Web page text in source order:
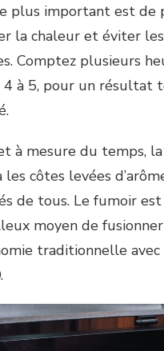
plus important est de
la chaleur et éviter
Comptez plusieurs
4 à 5, pour un résultat
à mesure du temps,
les côtes levées
de tous. Le fumoir
moyen de
traditionnelle